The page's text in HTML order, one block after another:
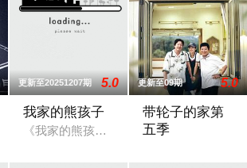
更新至20251207期 5.0
我家的熊孩子
《我家的熊孩子》是一档韩国脱口秀节
更新至09期 5.0
带轮子的家第
五季